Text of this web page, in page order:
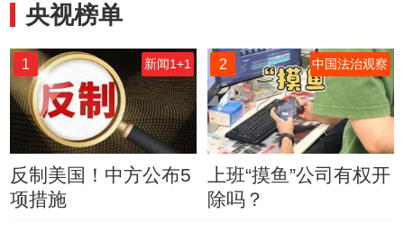
央视榜单
1 新闻1+1
反制美国！中方公布5
项措施
2 中国法治观察
上班“摸鱼”公司有权开
除吗？